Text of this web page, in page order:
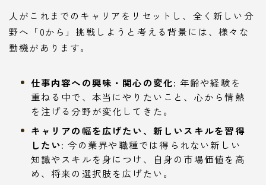
人がこれまでのキャリアをリセットし、全く新しい分
野へ「0から」挑戦しようと考える背景には、様々な
動機があります。
仕事内容への興味・関心の変化: 年齢や経験を
重ねる中で、本当にやりたいこと、心から情熱
を注げる分野が変化してきた。
キャリアの幅を広げたい、新しいスキルを習得
したい: 今の業界や職種では得られない新しい
知識やスキルを身につけ、自身の市場価値を高
め、将来の選択肢を広げたい。